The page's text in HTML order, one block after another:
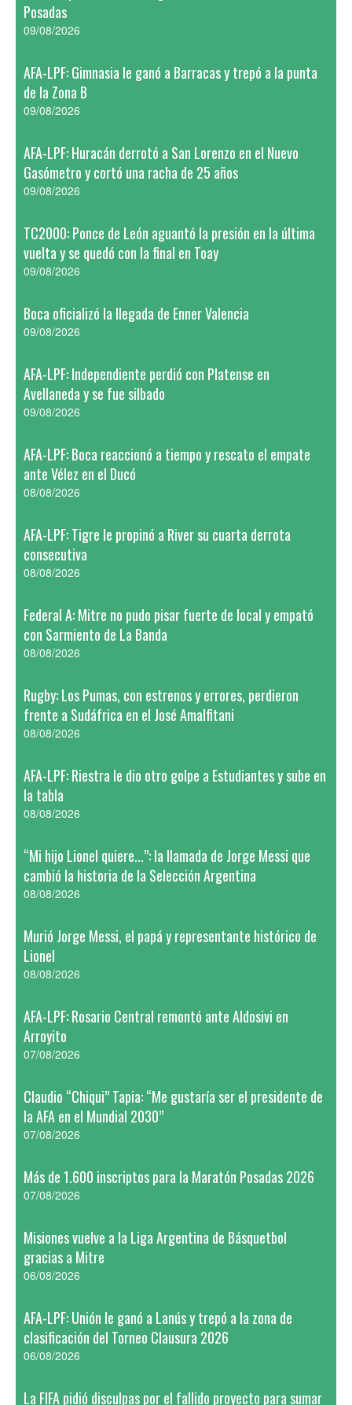
Posadas
09/08/2026
AFA-LPF: Gimnasia le ganó a Barracas y trepó a la punta
de la Zona B
09/08/2026
AFA-LPF: Huracán derrotó a San Lorenzo en el Nuevo
Gasómetro y cortó una racha de 25 años
09/08/2026
TC2000: Ponce de León aguantó la presión en la última
vuelta y se quedó con la final en Toay
09/08/2026
Boca oficializó la llegada de Enner Valencia
09/08/2026
AFA-LPF: Independiente perdió con Platense en
Avellaneda y se fue silbado
09/08/2026
AFA-LPF: Boca reaccionó a tiempo y rescato el empate
ante Vélez en el Ducó
08/08/2026
AFA-LPF: Tigre le propinó a River su cuarta derrota
consecutiva
08/08/2026
Federal A: Mitre no pudo pisar fuerte de local y empató
con Sarmiento de La Banda
08/08/2026
Rugby: Los Pumas, con estrenos y errores, perdieron
frente a Sudáfrica en el José Amalfitani
08/08/2026
AFA-LPF: Riestra le dio otro golpe a Estudiantes y sube en
la tabla
08/08/2026
“Mi hijo Lionel quiere...”: la llamada de Jorge Messi que
cambió la historia de la Selección Argentina
08/08/2026
Murió Jorge Messi, el papá y representante histórico de
Lionel
08/08/2026
AFA-LPF: Rosario Central remontó ante Aldosivi en
Arroyito
07/08/2026
Claudio “Chiqui” Tapia: “Me gustaría ser el presidente de
la AFA en el Mundial 2030”
07/08/2026
Más de 1.600 inscriptos para la Maratón Posadas 2026
07/08/2026
Misiones vuelve a la Liga Argentina de Básquetbol
gracias a Mitre
06/08/2026
AFA-LPF: Unión le ganó a Lanús y trepó a la zona de
clasificación del Torneo Clausura 2026
06/08/2026
La FIFA pidió disculpas por el fallido proyecto para sumar